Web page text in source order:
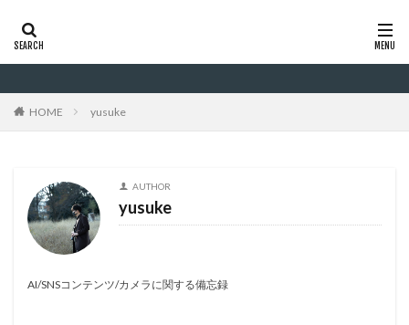
HOME yusuke
AUTHOR
yusuke
AI/SNSコンテンツ/カメラに関する備忘録